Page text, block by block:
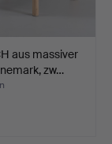
aus massiver
zw…